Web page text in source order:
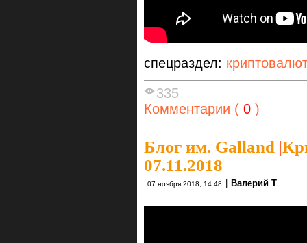
спецраздел:
335
Комментарии ( 0 )
Блог им. Galland |
07.11.2018
07 ноября 2018, 14:48 Валерий Т